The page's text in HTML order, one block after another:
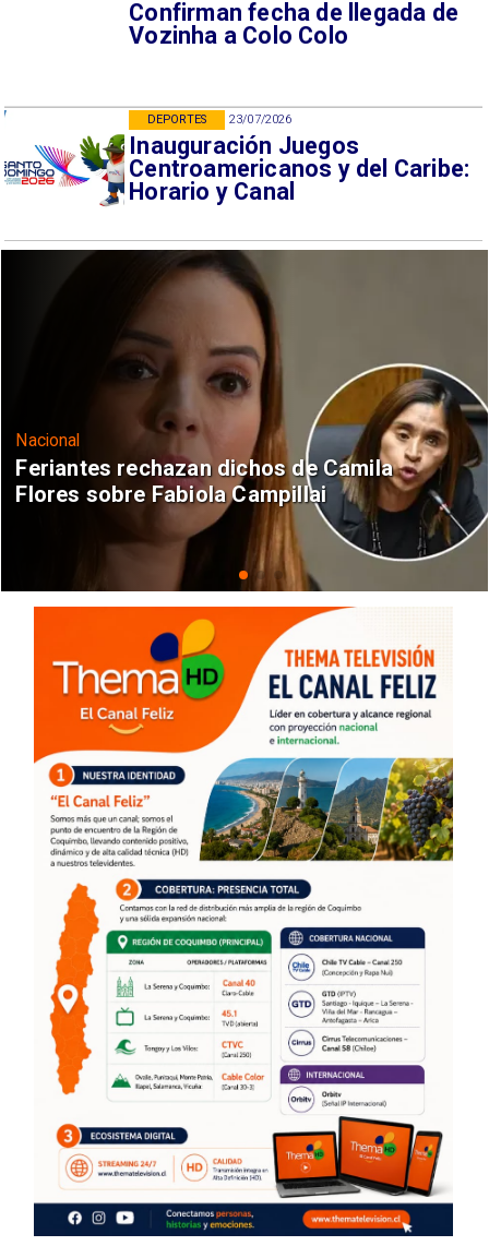
Confirman fecha de llegada de
Vozinha a Colo Colo
23/07/2026
Inauguración Juegos
Centroamericanos y del Caribe:
Horario y Canal
DEPORTES
Nacional
Feriantes rechazan dichos de Camila
Flores sobre Fabiola Campillai